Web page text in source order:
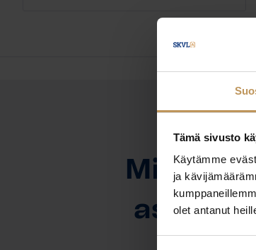
Tämä sivusto
Käytämme
ja
olet antanut
OTA
Miten